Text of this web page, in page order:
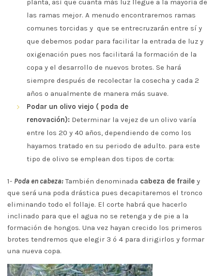
planta, así que cuanta más luz llegue a la mayoría de
las ramas mejor. A menudo encontraremos ramas
comunes torcidas y que se entrecruzarán entre sí y
que debemos podar para facilitar la entrada de luz y
oxigenación pues nos facilitará la formación de la
copa y el desarrollo de nuevos brotes. Se hará
siempre después de recolectar la cosecha y cada 2
años o anualmente de manera más suave.
Podar un olivo viejo ( poda de
renovación): Determinar la vejez de un olivo varía
entre los 20 y 40 años, dependiendo de como los
hayamos tratado en su periodo de adulto. para este
tipo de olivo se emplean dos tipos de corta:
1- Poda en cabeza:También denominada cabeza de fraile y
que será una poda drástica pues decapitaremos el tronco
eliminando todo el follaje. El corte habrá que hacerlo
inclinado para que el agua no se retenga y de pie a la
formación de hongos. Una vez hayan crecido los primeros
brotes tendremos que elegir 3 ó 4 para dirigirlos y formar
una nueva copa.